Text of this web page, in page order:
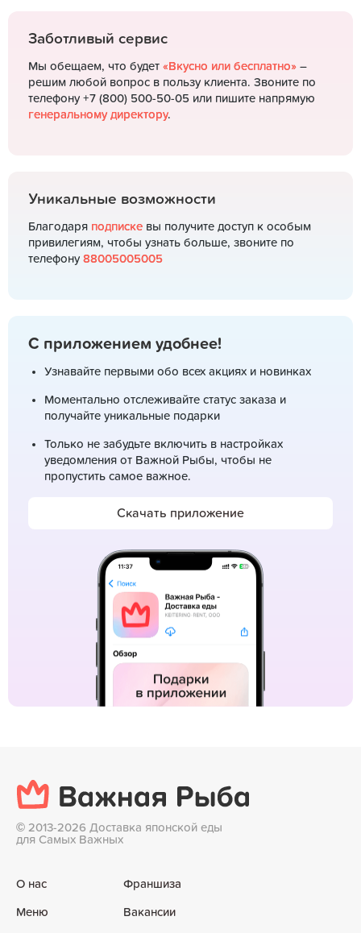
Заботливый сервис
Мы обещаем, что будет «Вкусно или бесплатно» –
решим любой вопрос в пользу клиента. Звоните по
телефону +7 (800) 500-50-05 или пишите напрямую
генеральному директору.
Уникальные возможности
Благодаря подписке вы получите доступ к особым
привилегиям, чтобы узнать больше, звоните по
телефону 88005005005
С приложением удобнее!
Узнавайте первыми обо всех акциях и новинках
Моментально отслеживайте статус заказа и
получайте уникальные подарки
Только не забудьте включить в настройках
уведомления от Важной Рыбы, чтобы не
пропустить самое важное.
Скачать приложение
© 2013-2026 Доставка японской еды
для Самых Важных
О нас
Меню
Франшиза
Вакансии